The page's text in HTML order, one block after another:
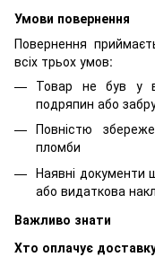
Умови повернення
Повернення
всіх трьох умов:
Товар не був у
подряпин або
Повністю
пломби
Наявні документи
або видаткова
Важливо знати
Хто оплачує